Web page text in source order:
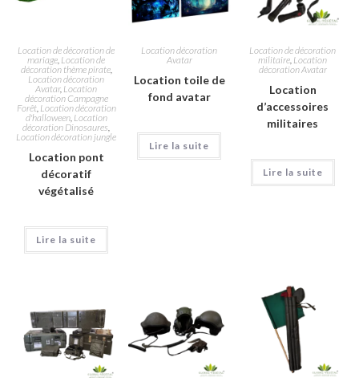
Location de décoration de
mariage Location de
décoration thème pirate,
Location décoration
Avatar, Location
décoration Campagne
Forêt, Location décoration
d'halloween, Location
décoration Dinosaures
Location décoration jungle
Location pont
décoratif
végétalisé
Lire la suite
Location décoration
Avatar
Location toile de
fond avatar
Lire la suite
Location de décoration
militaire Location
décoration Avatar
Location
d’accessoires
militaires
Lire la suite